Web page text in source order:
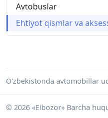
Avtobuslar
Ehtiyot qismlar va
O'zbekistonda avtomobillar
© 2026 «Elbozor» Barcha